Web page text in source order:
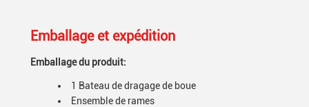
Emballage et expédition
Emballage du produit:
1 Bateau de dragage de boue
Ensemble de rames